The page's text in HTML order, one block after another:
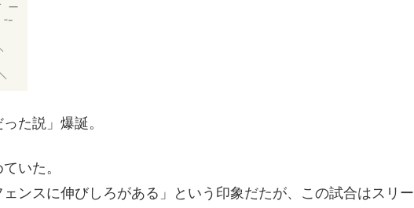
た説」爆誕。
いた。
ンスに伸びしろがある」という印象だたが、この試合はスリー